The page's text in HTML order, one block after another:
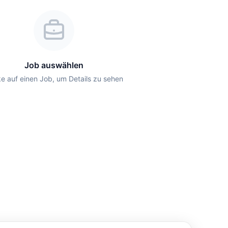
Job auswählen
auf einen Job, um Details zu sehen